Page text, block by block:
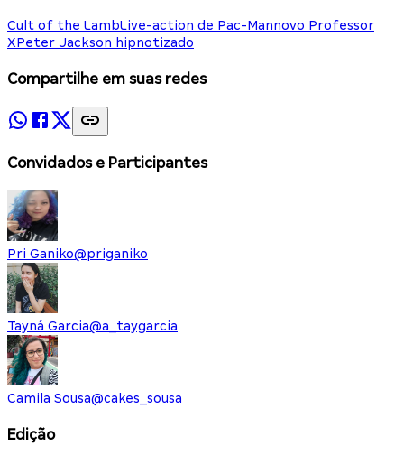
Cult of the LambLive-action de Pac-Mannovo Professor
XPeter Jackson hipnotizado
Compartilhe em suas redes
Convidados e Participantes
Pri Ganiko@priganiko
Tayná Garcia@a_taygarcia
Camila Sousa@cakes_sousa
Edição